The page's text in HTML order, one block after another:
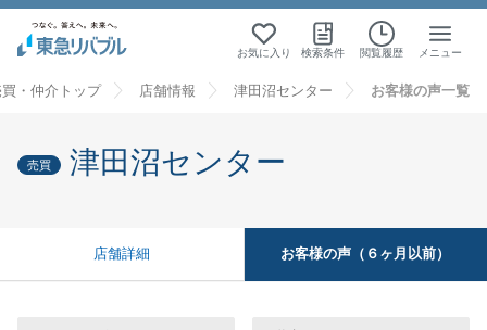
お気に入り 検索条件 閲覧履歴 メニュー
・仲介トップ 店舗情報 津田沼センター お客様の声一覧
売買 津田沼センター
店舗詳細 お客様の声（６ヶ月以前）